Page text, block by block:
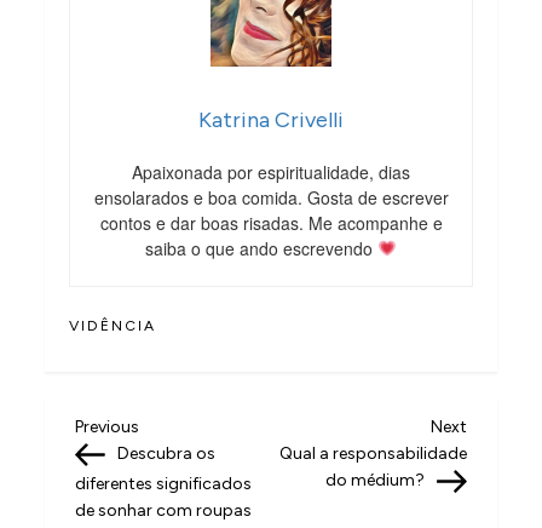
Katrina Crivelli
Apaixonada por espiritualidade, dias
ensolarados e boa comida. Gosta de escrever
contos e dar boas risadas. Me acompanhe e
saiba o que ando escrevendo
VIDÊNCIA
N
a
v
Previous
Post
Previous
Descubra os
diferentes significados
de sonhar com roupas
Next
Post
Next
Qual a responsabilidade
do médium?